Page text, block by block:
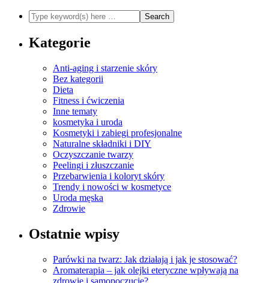
Kategorie
Anti-aging i starzenie skóry
Bez kategorii
Dieta
Fitness i ćwiczenia
Inne tematy
kosmetyka i uroda
Kosmetyki i zabiegi profesjonalne
Naturalne składniki i DIY
Oczyszczanie twarzy
Peelingi i złuszczanie
Przebarwienia i koloryt skóry
Trendy i nowości w kosmetyce
Uroda męska
Zdrowie
Ostatnie wpisy
Parówki na twarz: Jak działają i jak je stosować?
Aromaterapia – jak olejki eteryczne wpływają na
zdrowie i samopoczucie?